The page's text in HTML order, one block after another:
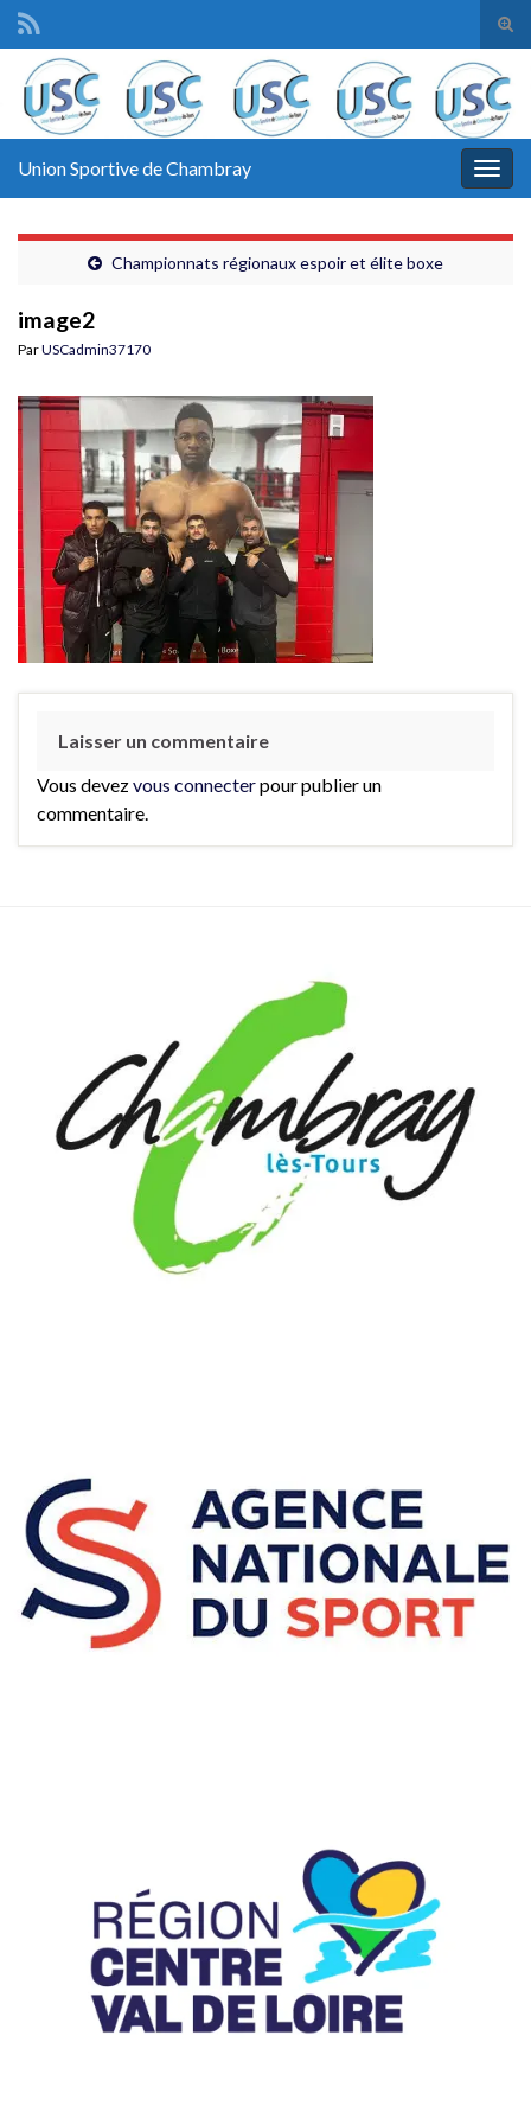
Search for:
Union Sportive de Chambray
Championnats régionaux espoir et élite boxe
image2
ParUSCadmin37170
Laisser un commentaire
Vous devezvous connecterpour publier un
commentaire.